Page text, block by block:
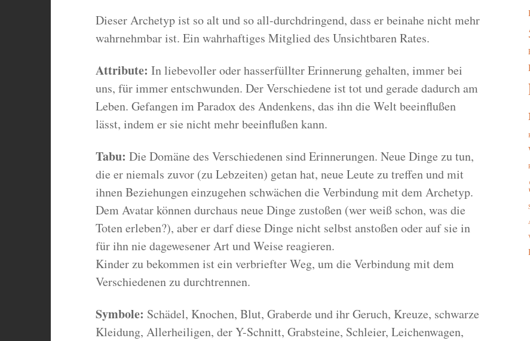
Dieser Archetyp ist so alt und so all-durchdringend, dass er beinahe nicht mehr
wahrnehmbar ist. Ein wahrhaftiges Mitglied des Unsichtbaren Rates.
Attribute: In liebevoller oder hasserfüllter Erinnerung gehalten, immer bei
uns, für immer entschwunden. Der Verschiedene ist tot und gerade dadurch am
Leben. Gefangen im Paradox des Andenkens, das ihn die Welt beeinflußen
lässt, indem er sie nicht mehr beeinflußen kann.
Tabu: Die Domäne des Verschiedenen sind Erinnerungen. Neue Dinge zu tun,
die er niemals zuvor (zu Lebzeiten) getan hat, neue Leute zu treffen und mit
ihnen Beziehungen einzugehen schwächen die Verbindung mit dem Archetyp.
Dem Avatar können durchaus neue Dinge zustoßen (wer weiß schon, was die
Toten erleben?), aber er darf diese Dinge nicht selbst anstoßen oder auf sie in
für ihn nie dagewesener Art und Weise reagieren.
Kinder zu bekommen ist ein verbriefter Weg, um die Verbindung mit dem
Verschiedenen zu durchtrennen.
Symbole: Schädel, Knochen, Blut, Graberde und ihr Geruch, Kreuze, schwarze
Kleidung, Allerheiligen, der Y-Schnitt, Grabsteine, Schleier, Leichenwagen,